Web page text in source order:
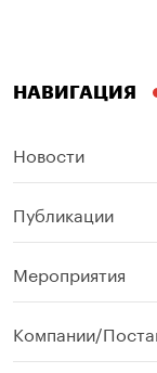
НАВИГАЦИЯ
Новости
Публикации
Мероприятия
Компании/